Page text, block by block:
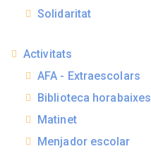
Solidaritat
Activitats
AFA - Extraescolars
Biblioteca horabaixes
Matinet
Menjador escolar